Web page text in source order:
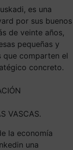
es una
por sus buenos
de veinte años,
pequeñas y
que comparten el
concreto.
VASCAS.
la economía
una